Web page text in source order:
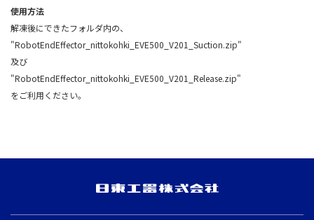
使用方法
解凍後にできたフォルダ内の、
"RobotEndEffector_nittokohki_EVE500_V201_Suction.zip"
及び
"RobotEndEffector_nittokohki_EVE500_V201_Release.zip"
をご利用ください。